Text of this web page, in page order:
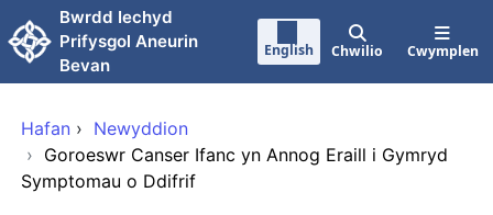
Neidio i'r prif gynnwy
Bwrdd Iechyd
Prifysgol Aneurin
Bevan
English Chwilio Cwymplen
Hafan › Newyddion
› Goroeswr Canser Ifanc yn Annog Eraill i Gymryd
Symptomau o Ddifrif